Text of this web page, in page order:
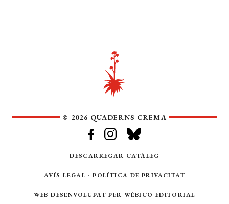
© 2026 QUADERNS CREMA
DESCARREGAR CATÀLEG
AVÍS LEGAL ·POLÍTICA DE PRIVACITAT
WEB DESENVOLUPAT PER WÉBICO EDITORIAL